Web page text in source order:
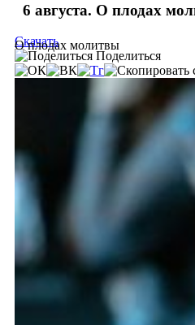
6 августа. О плодах
О плодах молитвы
Скачать
Поделиться